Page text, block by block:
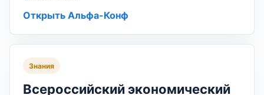
Открыть Альфа-Конф
Знания
Всероссийский экономический